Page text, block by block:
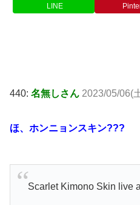
LINE
440: 名無しさん 2023/05/06(
ほ、ホンニョンスキン???
Scarlet Kimono Skin live